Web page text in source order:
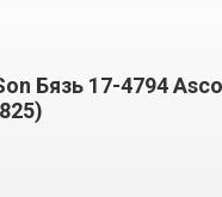
Бязь 17-4794